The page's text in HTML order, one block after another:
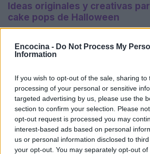
Encocina - Do Not Process My
Information
If you wish to opt-out of the sale, sharing to
processing of your personal or sensitive
targeted advertising by us, please use the
section to confirm your selection. Please
opt-out request is processed you may
interest-based ads based on personal
us or personal information disclosed to
your opt-out. You may separately opt-out
Ideas originales y creativas
cake pops de Halloween
Celebra Halloween con deliciosos y
encantarán a los niños. ¡Haz que tu fiesta
estos irresistibles…